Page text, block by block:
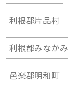
利根郡片品村
利根郡みなか
邑楽郡明和町